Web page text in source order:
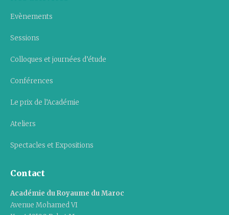
Evènements
Sessions
Colloques et journées d’étude
Conférences
Le prix de l’Académie
Ateliers
Spectacles et Expositions
Contact
Académie du Royaume du Maroc
Avenue Mohamed VI